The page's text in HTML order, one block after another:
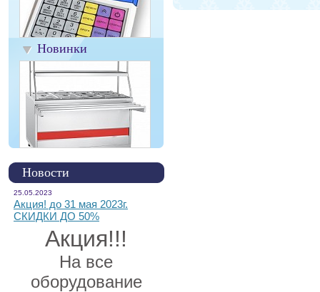
Новинки
Новости
25.05.2023
Акция! до 31 мая 2023г.
СКИДКИ ДО 50%
Акция!!!
На все
оборудование